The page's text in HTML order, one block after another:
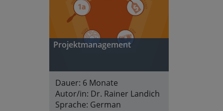
Projektmanagement
Dauer: 6 Monate
Autor/in: Dr. Rainer Landich
Sprache: German